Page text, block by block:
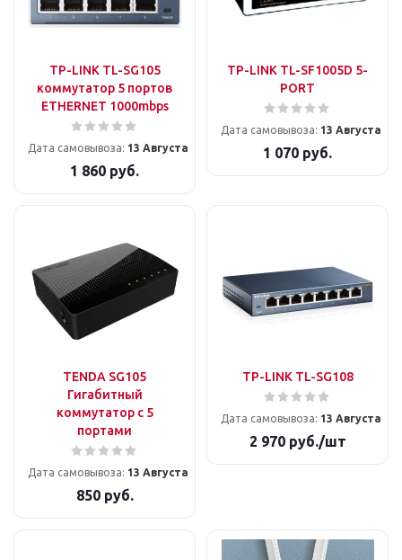
TP-LINK TL-SG105
коммутатор 5 портов
ETHERNET 1000mbps
Дата самовывоза: 13 Августа
1 860 руб.
TP-LINK TL-SF1005D 5-
PORT
Дата самовывоза: 13 Августа
1 070 руб.
TENDA SG105
Гигабитный
коммутатор с 5
портами
Дата самовывоза: 13 Августа
850руб.
TP-LINK TL-SG108
Дата самовывоза: 13 Августа
2 970руб./шт